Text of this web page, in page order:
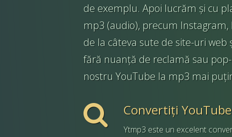
de exemplu. Apoi lucrăm și cu
mp3 (audio), precum
de la câteva sute de site-uri
fără nuanță de reclamă sau
nostru YouTube la mp3 mai
Convertiți
Ytmp3 este un excelent